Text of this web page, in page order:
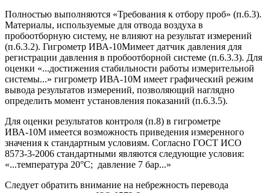
Полностью выполняются «Требования к отбору проб» (п.6.3).
Материалы, используемые для отвода воздуха в
пробоотборную систему, не влияют на результат измерений
(п.6.3.2). Гигрометр ИВА-10Мимеет датчик давления для
регистрации давления в пробоотборной системе (п.6.3.3). Для
оценки «...достижения стабильности работы измерительной
системы...» гигрометр ИВА-10М имеет графический режим
вывода результатов измерений, позволяющий наглядно
определить момент установления показаний (п.6.3.5).
Для оценки результатов контроля (п.8) в гигрометре
ИВА-10М имеется возможность приведения измеренного
значения к стандартным условиям. Согласно ГОСТ ИСО
8573-3-2006 стандартными являются следующие условия:
«...температура 20°С; давление 7 бар...»
Следует обратить внимание на небрежность перевода